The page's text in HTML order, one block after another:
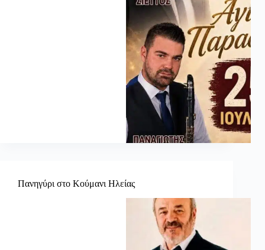
Πανηγύρι στο Κούμανι Ηλείας